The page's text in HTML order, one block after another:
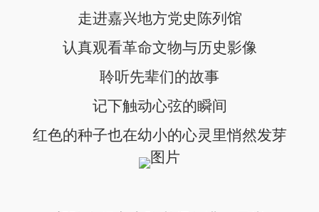
走进嘉兴地方党史陈列馆
认真观看革命文物与历史影像
聆听先辈们的故事
记下触动心弦的瞬间
红色的种子也在幼小的心灵里悄然发芽